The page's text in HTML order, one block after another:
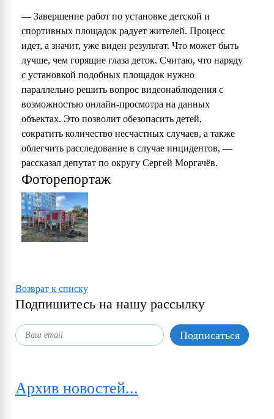
— Завершение работ по установке детской и
спортивных площадок радует жителей. Процесс
идет, а значит, уже виден результат. Что может быть
лучше, чем горящие глаза деток. Считаю, что наряду
с установкой подобных площадок нужно
параллельно решить вопрос видеонаблюдения с
возможностью онлайн-просмотра на данных
объектах. Это позволит обезопасить детей,
сократить количество несчастных случаев, а также
облегчить расследование в случае инцидентов, —
рассказал депутат по округу Сергей Моргачёв.
Фоторепортаж
Возврат к списку
Подпишитесь на нашу рассылку
Архив новостей...